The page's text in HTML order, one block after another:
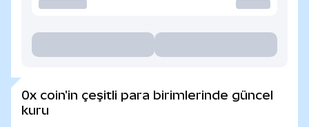
0x coin'in çeşitli para birimlerinde güncel
kuru